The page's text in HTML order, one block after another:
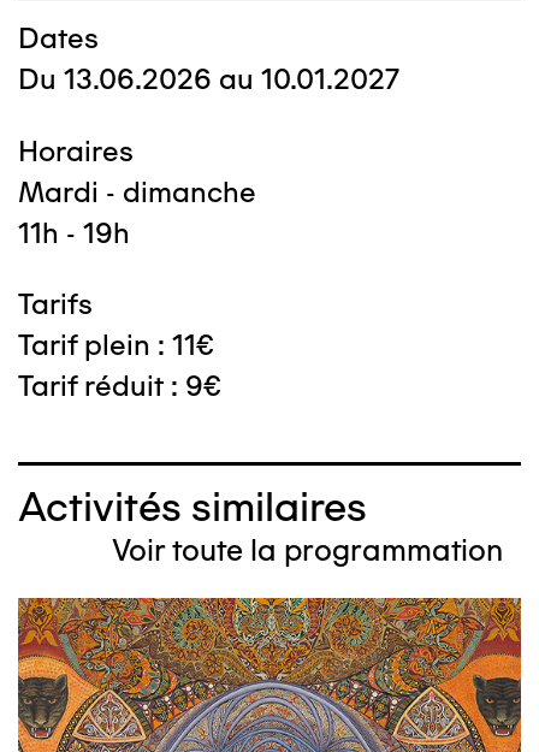
Dates
Du 13.06.2026 au 10.01.2027
Horaires
Mardi - dimanche
11h - 19h
Tarifs
Tarif plein : 11€
Tarif réduit : 9€
Activités similaires
Voir toute la programmation
Image